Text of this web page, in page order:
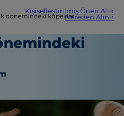
Kişiselleştirilmiş Öneri Alın
Nereden Alınır
dönemindeki köpekler